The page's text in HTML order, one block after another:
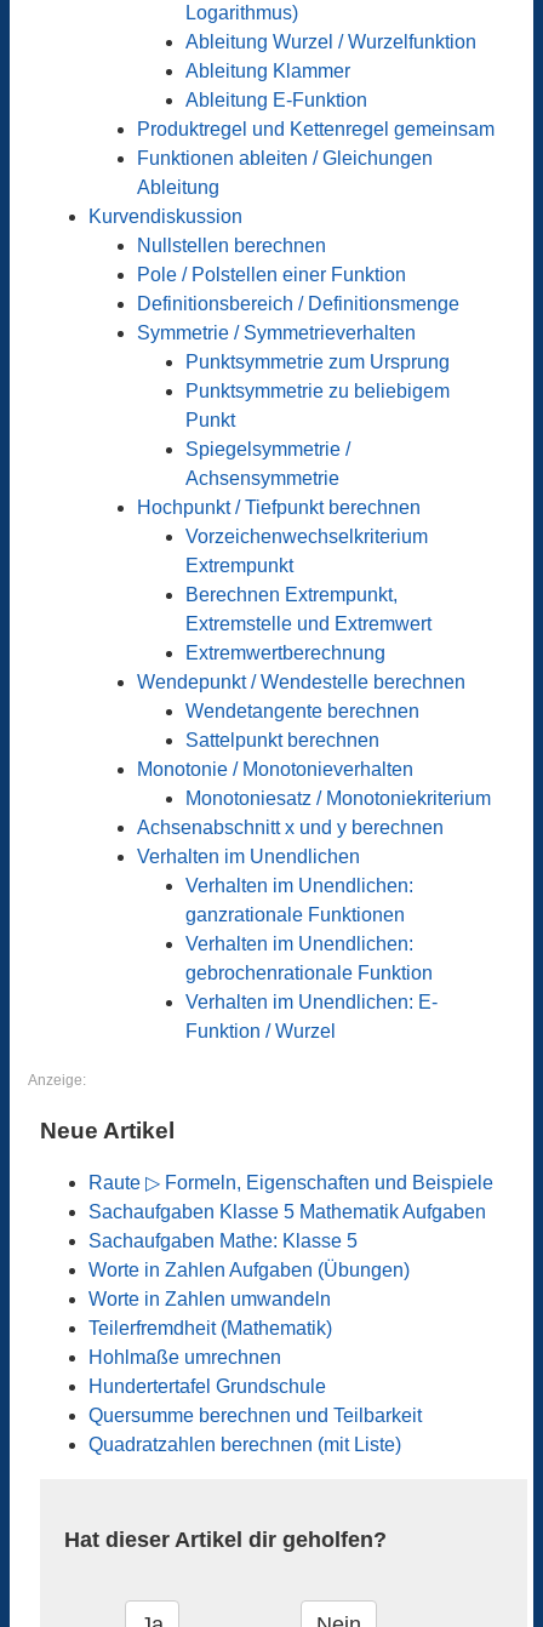
Logarithmus)
Ableitung Wurzel / Wurzelfunktion
Ableitung Klammer
Ableitung E-Funktion
Produktregel und Kettenregel gemeinsam
Funktionen ableiten / Gleichungen
Ableitung
Kurvendiskussion
Nullstellen berechnen
Pole / Polstellen einer Funktion
Definitionsbereich / Definitionsmenge
Symmetrie / Symmetrieverhalten
Punktsymmetrie zum Ursprung
Punktsymmetrie zu beliebigem
Punkt
Spiegelsymmetrie /
Achsensymmetrie
Hochpunkt / Tiefpunkt berechnen
Vorzeichenwechselkriterium
Extrempunkt
Berechnen Extrempunkt,
Extremstelle und Extremwert
Extremwertberechnung
Wendepunkt / Wendestelle berechnen
Wendetangente berechnen
Sattelpunkt berechnen
Monotonie / Monotonieverhalten
Monotoniesatz / Monotoniekriterium
Achsenabschnitt x und y berechnen
Verhalten im Unendlichen
Verhalten im Unendlichen:
ganzrationale Funktionen
Verhalten im Unendlichen:
gebrochenrationale Funktion
Verhalten im Unendlichen: E-
Funktion / Wurzel
Anzeige:
Neue Artikel
Raute ▷ Formeln, Eigenschaften und Beispiele
Sachaufgaben Klasse 5 Mathematik Aufgaben
Sachaufgaben Mathe: Klasse 5
Worte in Zahlen Aufgaben (Übungen)
Worte in Zahlen umwandeln
Teilerfremdheit (Mathematik)
Hohlmaße umrechnen
Hundertertafel Grundschule
Quersumme berechnen und Teilbarkeit
Quadratzahlen berechnen (mit Liste)
Hat dieser Artikel dir geholfen?